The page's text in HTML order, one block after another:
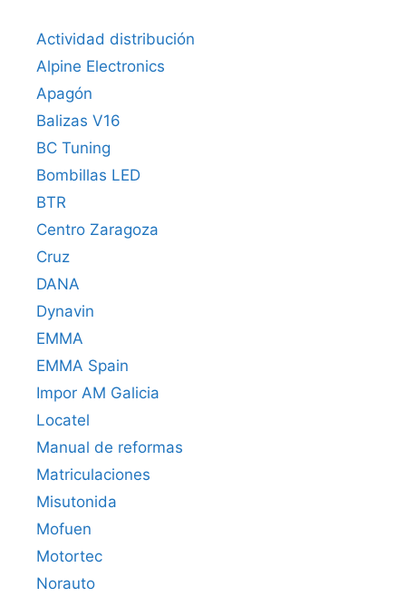
Actividad distribución
Alpine Electronics
Apagón
Balizas V16
BC Tuning
Bombillas LED
BTR
Centro Zaragoza
Cruz
DANA
Dynavin
EMMA
EMMA Spain
Impor AM Galicia
Locatel
Manual de reformas
Matriculaciones
Misutonida
Mofuen
Motortec
Norauto